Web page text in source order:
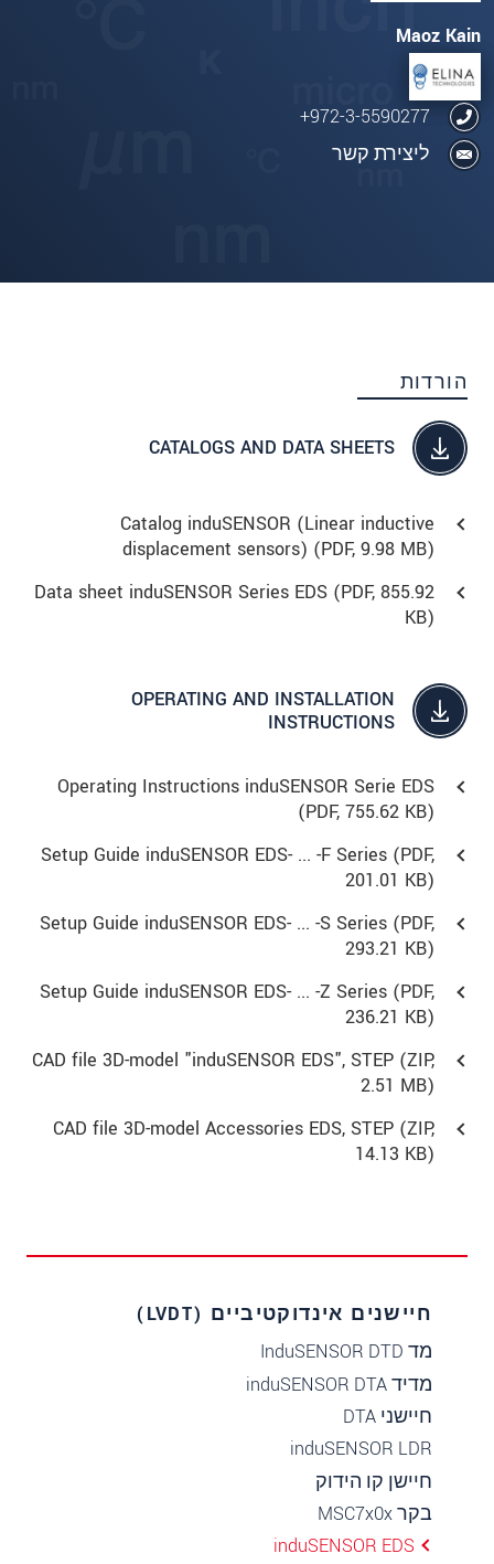
Maoz Kain
972-3-5590277+
ליצירת קשר
הורדות
CATALOGS AND DATA SHEETS
Catalog induSENSOR (Linear inductive
displacement sensors) (PDF, 9.98 MB)
Data sheet induSENSOR Series EDS (PDF, 855.92
KB)
OPERATING AND INSTALLATION
INSTRUCTIONS
Operating Instructions induSENSOR Serie EDS
(PDF, 755.62 KB)
Setup Guide induSENSOR EDS- ... -F Series (PDF,
201.01 KB)
Setup Guide induSENSOR EDS- ... -S Series (PDF,
293.21 KB)
Setup Guide induSENSOR EDS- ... -Z Series (PDF,
236.21 KB)
CAD file 3D-model "induSENSOR EDS", STEP (ZIP,
2.51 MB)
CAD file 3D-model Accessories EDS, STEP (ZIP,
14.13 KB)
חיישנים אינדוקטיביים (LVDT)
מד InduSENSOR DTD
מדיד induSENSOR DTA
חיישני DTA
induSENSOR LDR
חיישן קו הידוק
בקר MSC7x0x
induSENSOR EDS